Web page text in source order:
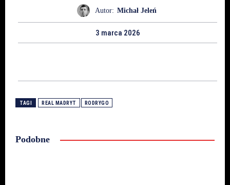
Autor: Michał Jeleń
3 marca 2026
TAGI REAL MADRYT RODRYGO
Podobne